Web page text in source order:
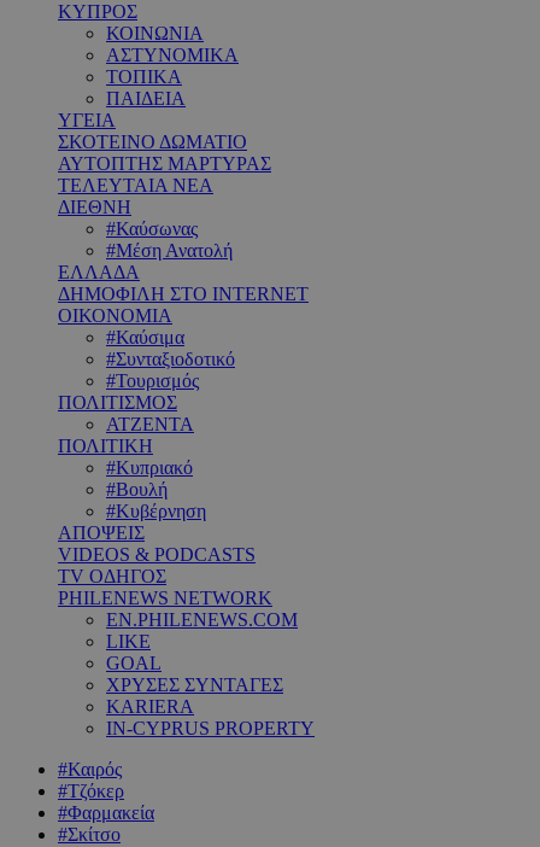
ΚΥΠΡΟΣ
ΚΟΙΝΩΝΙΑ
ΑΣΤΥΝΟΜΙΚΑ
ΤΟΠΙΚΑ
ΠΑΙΔΕΙΑ
ΥΓΕΙΑ
ΣΚΟΤΕΙΝΟ ΔΩΜΑΤΙΟ
ΑΥΤΟΠΤΗΣ ΜΑΡΤΥΡΑΣ
ΤΕΛΕΥΤΑΙΑ ΝΕΑ
ΔΙΕΘΝΗ
#Καύσωνας
#Μέση Ανατολή
ΕΛΛΑΔΑ
ΔΗΜΟΦΙΛΗ ΣΤΟ INTERNET
ΟΙΚΟΝΟΜΙΑ
#Καύσιμα
#Συνταξιοδοτικό
#Τουρισμός
ΠΟΛΙΤΙΣΜΟΣ
ΑΤΖΕΝΤΑ
ΠΟΛΙΤΙΚΗ
#Κυπριακό
#Βουλή
#Κυβέρνηση
ΑΠΟΨΕΙΣ
VIDEOS & PODCASTS
TV ΟΔΗΓΟΣ
PHILENEWS NETWORK
EN.PHILENEWS.COM
LIKE
GOAL
ΧΡΥΣΕΣ ΣΥΝΤΑΓΕΣ
KARIERA
IN-CYPRUS PROPERTY
#Καιρός
#Τζόκερ
#Φαρμακεία
#Σκίτσο